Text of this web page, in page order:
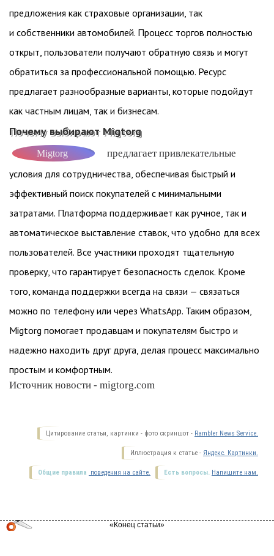
предложения как страховые организации, так
и собственники автомобилей. Процесс торгов полностью
открыт, пользователи получают обратную связь и могут
обратиться за профессиональной помощью. Ресурс
предлагает разнообразные варианты, которые подойдут
как частным лицам, так и бизнесам.
Почему выбирают Migtorg
Migtorg предлагает привлекательные
условия для сотрудничества, обеспечивая быстрый и
эффективный поиск покупателей с минимальными
затратами. Платформа поддерживает как ручное, так и
автоматическое выставление ставок, что удобно для всех
пользователей. Все участники проходят тщательную
проверку, что гарантирует безопасность сделок. Кроме
того, команда поддержки всегда на связи — связаться
можно по телефону или через WhatsApp. Таким образом,
Migtorg помогает продавцам и покупателям быстро и
надежно находить друг друга, делая процесс максимально
простым и комфортным.
Источник новости - migtorg.com
Цитирование статьи, картинки - фото скриншот - Rambler News Service.
Иллюстрация к статье - Яндекс. Картинки.
Есть вопросы. Напишите нам.
Общие правила поведения на сайте.